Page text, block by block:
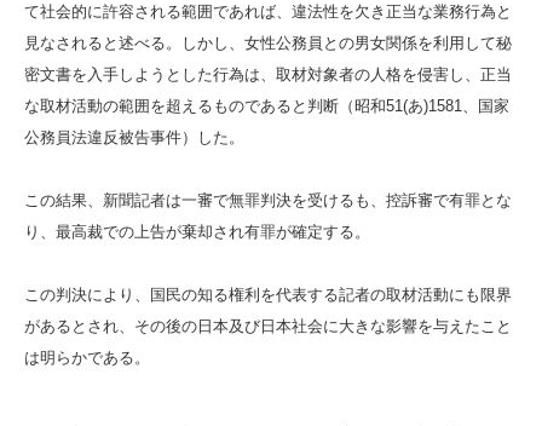
て社会的に許容される範囲であれば、違法性を欠き正当な業務行為と
見なされると述べる。しかし、女性公務員との男女関係を利用して秘
密文書を入手しようとした行為は、取材対象者の人格を侵害し、正当
な取材活動の範囲を超えるものであると判断（昭和51(あ)1581、国家
公務員法違反被告事件）した。
この結果、新聞記者は一審で無罪判決を受けるも、控訴審で有罪とな
り、最高裁での上告が棄却され有罪が確定する。
この判決により、国民の知る権利を代表する記者の取材活動にも限界
があるとされ、その後の日本及び日本社会に大きな影響を与えたこと
は明らかである。